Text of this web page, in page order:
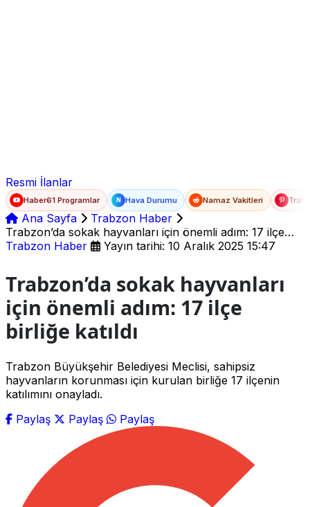
Resmi İlanlar
Haber61 Programlar N Hava Durumu Namaz Vakitleri
Ana Sayfa
Trabzon Haber
Trabzon’da sokak hayvanları için önemli adım: 17 ilçe
birliğe katıldı
Trabzon Haber Yayın tarihi: 10 Aralık 2025 15:47
Trabzon’da sokak hayvanları
için önemli adım: 17 ilçe
birliğe katıldı
Trabzon Büyükşehir Belediyesi Meclisi, sahipsiz
hayvanların korunması için kurulan birliğe 17 ilçenin
katılımını onayladı.
Paylaş
Paylaş Paylaş